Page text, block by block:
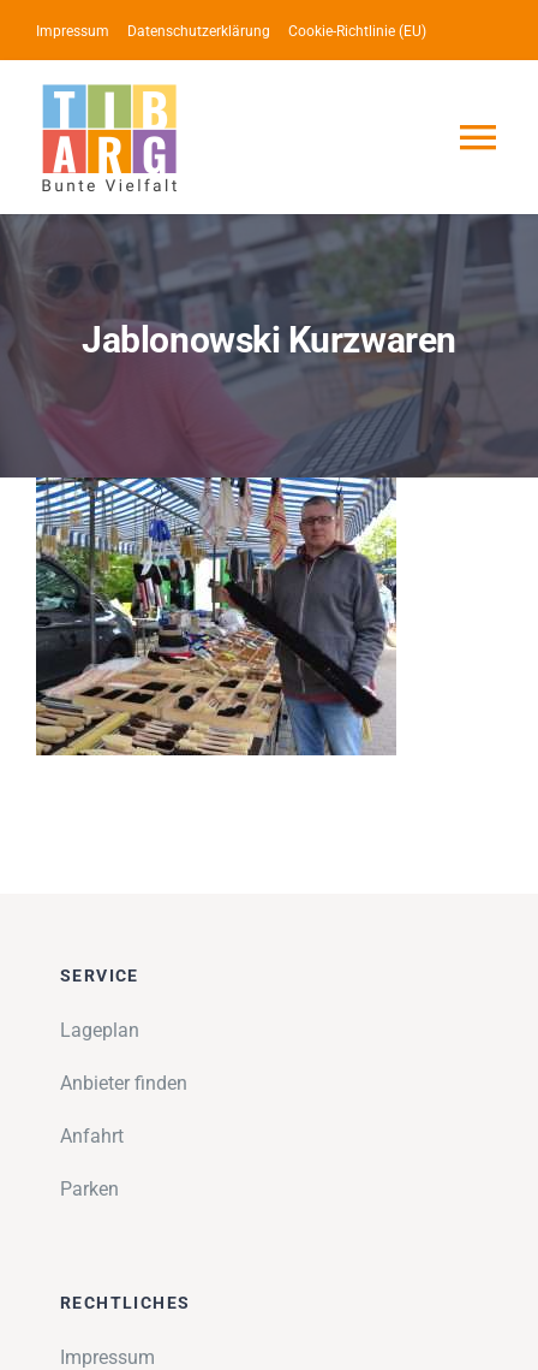
Inhalt
springen
Impressum Datenschutzerklärung Cookie-Richtlinie (EU)
Lotse
Service
Events
Impressionen
Über uns
SUCHE
NACH:
Jablonowski Kurzwaren
SERVICE
Lageplan
Anbieter finden
Anfahrt
Parken
RECHTLICHES
Impressum